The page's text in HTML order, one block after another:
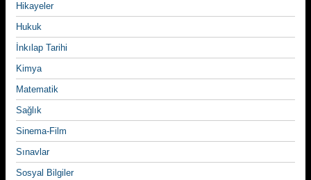
Hikayeler
Hukuk
İnkılap Tarihi
Kimya
Matematik
Sağlık
Sinema-Film
Sınavlar
Sosyal Bilgiler